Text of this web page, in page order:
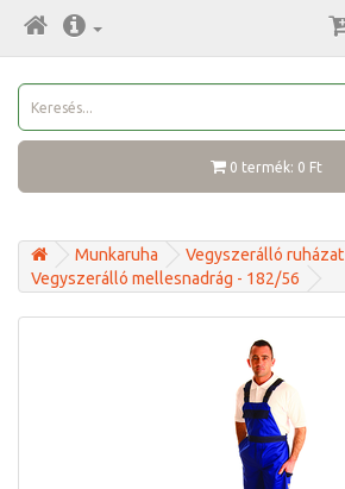
0 termék: 0 Ft
Munkaruha
Vegyszerálló ruházat
Vegyszerálló mellesnadrág - 182/56